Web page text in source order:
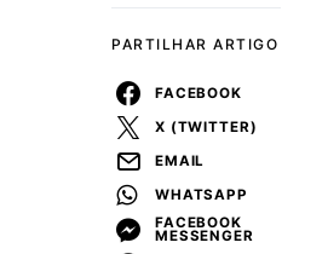
PARTILHAR ARTIGO
FACEBOOK
X (TWITTER)
EMAIL
WHATSAPP
FACEBOOK
MESSENGER